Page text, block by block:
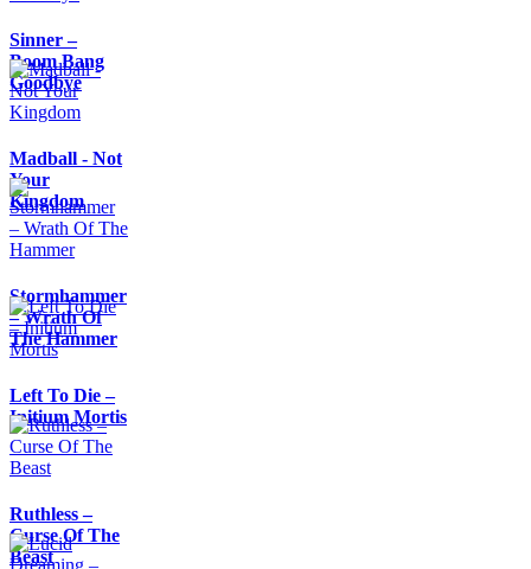
Sinner –
Boom Bang
Goodbye
Madball - Not
Your
Kingdom
Stormhammer
– Wrath Of
The Hammer
Left To Die –
Initium Mortis
Ruthless –
Curse Of The
Beast